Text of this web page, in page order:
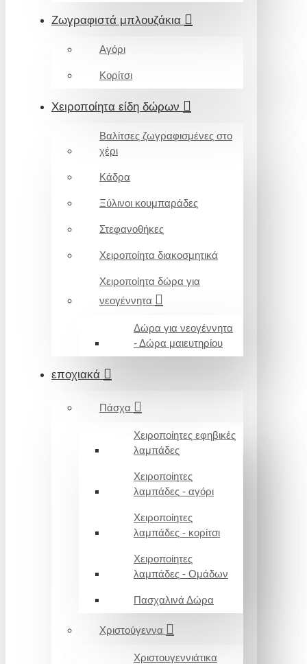
Ζωγραφιστά μπλουζάκια
Αγόρι
Κορίτσι
Χειροποίητα είδη δώρων
Βαλίτσες ζωγραφισμένες στο
χέρι
Κάδρα
Ξύλινοι κουμπαράδες
Στεφανοθήκες
Χειροποίητα διακοσμητικά
Χειροποίητα δώρα για
νεογέννητα
Δώρα για νεογέννητα
- Δώρα μαιευτηρίου
εποχιακά
Πάσχα
Χειροποίητες εφηβικές
λαμπάδες
Χειροποίητες
λαμπάδες - αγόρι
Χειροποίητες
λαμπάδες - κορίτσι
Χειροποίητες
λαμπάδες - Ομάδων
Πασχαλινά Δώρα
Χριστούγεννα
Χριστουγεννιάτικα